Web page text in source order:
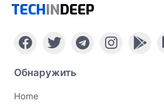
TECHINDEEP
Обнаружить
Home